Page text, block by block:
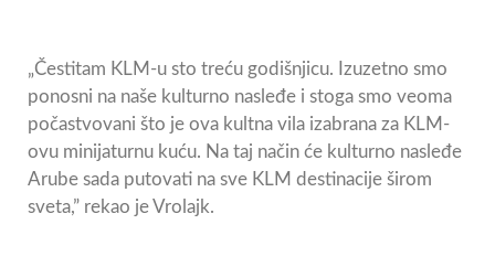
„Čestitam KLM-u sto treću godišnjicu. Izuzetno smo
ponosni na naše kulturno nasleđe i stoga smo veoma
počastvovani što je ova kultna vila izabrana za KLM-
ovu minijaturnu kuću. Na taj način će kulturno nasleđe
Arube sada putovati na sve KLM destinacije širom
sveta,” rekao je Vrolajk.